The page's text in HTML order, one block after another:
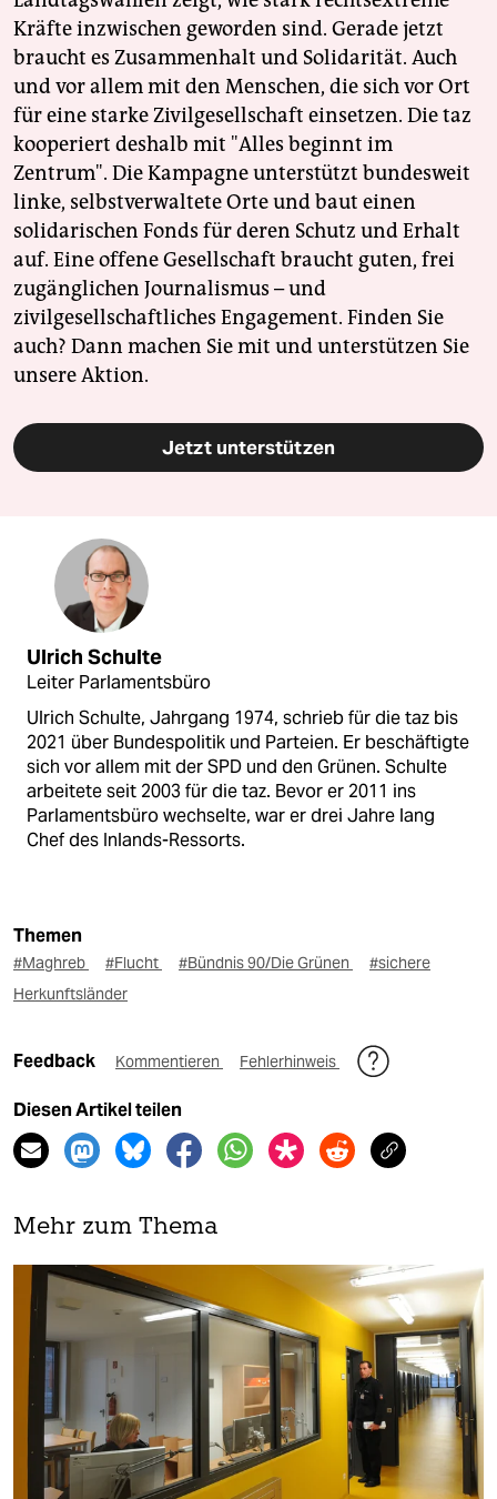
Kräfte inzwischen geworden sind. Gerade jetzt
braucht es Zusammenhalt und Solidarität. Auch
und vor allem mit den Menschen, die sich vor Ort
für eine starke Zivilgesellschaft einsetzen. Die taz
kooperiert deshalb mit "Alles beginnt im
Zentrum". Die Kampagne unterstützt bundesweit
linke, selbstverwaltete Orte und baut einen
solidarischen Fonds für deren Schutz und Erhalt
auf. Eine offene Gesellschaft braucht guten, frei
zugänglichen Journalismus – und
zivilgesellschaftliches Engagement. Finden Sie
auch? Dann machen Sie mit und unterstützen Sie
unsere Aktion.
Jetzt unterstützen
Ulrich Schulte
Leiter Parlamentsbüro
Ulrich Schulte, Jahrgang 1974, schrieb für die taz bis
2021 über Bundespolitik und Parteien. Er beschäftigte
sich vor allem mit der SPD und den Grünen. Schulte
arbeitete seit 2003 für die taz. Bevor er 2011 ins
Parlamentsbüro wechselte, war er drei Jahre lang
Chef des Inlands-Ressorts.
Themen
#Maghreb #Flucht #Bündnis 90/Die Grünen
#sichere
Herkunftsländer
Feedback Kommentieren Fehlerhinweis
Diesen Artikel teilen
Mehr zum Thema